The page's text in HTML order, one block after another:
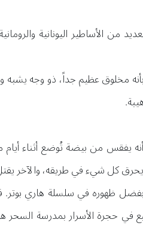
من الأساطير اليونانية
مخلوق عظيم جداً، ذو وجه يشبه
يفقس من بيضة تُوضع أثناء
كل شيء في طريقه، والآخر
ظهوره في سلسلة هاري بوتر.
في حجرة الأسرار بمدرسة